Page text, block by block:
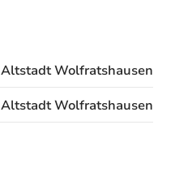
Altstadt Wolfratshausen
Altstadt Wolfratshausen